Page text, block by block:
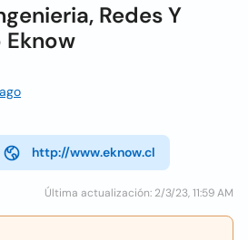
Redes Y
http://www.eknow.cl
Última actualización: 2/3/23, 11:59 AM